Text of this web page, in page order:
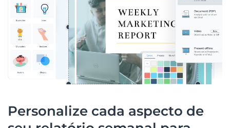
Personalize cada aspecto de